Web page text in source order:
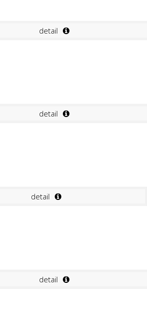
detail
detail
detail
detail